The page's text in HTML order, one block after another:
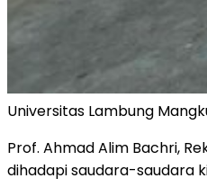
Universitas Lambung
Prof. Ahmad Alim Bachri,
dihadapi saudara-saudara